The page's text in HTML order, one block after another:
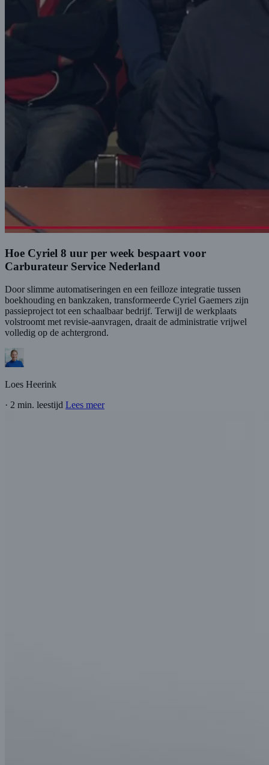
Hoe Cyriel 8 uur per week bespaart voor
Carburateur Service Nederland
Door slimme automatiseringen en een feilloze integratie tussen
boekhouding en bankzaken, transformeerde Cyriel Gaemers zijn
passieproject tot een schaalbaar bedrijf. Terwijl de werkplaats
volstroomt met revisie-aanvragen, draait de administratie vrijwel
volledig op de achtergrond.
Loes Heerink
· 2 min. leestijd Lees meer